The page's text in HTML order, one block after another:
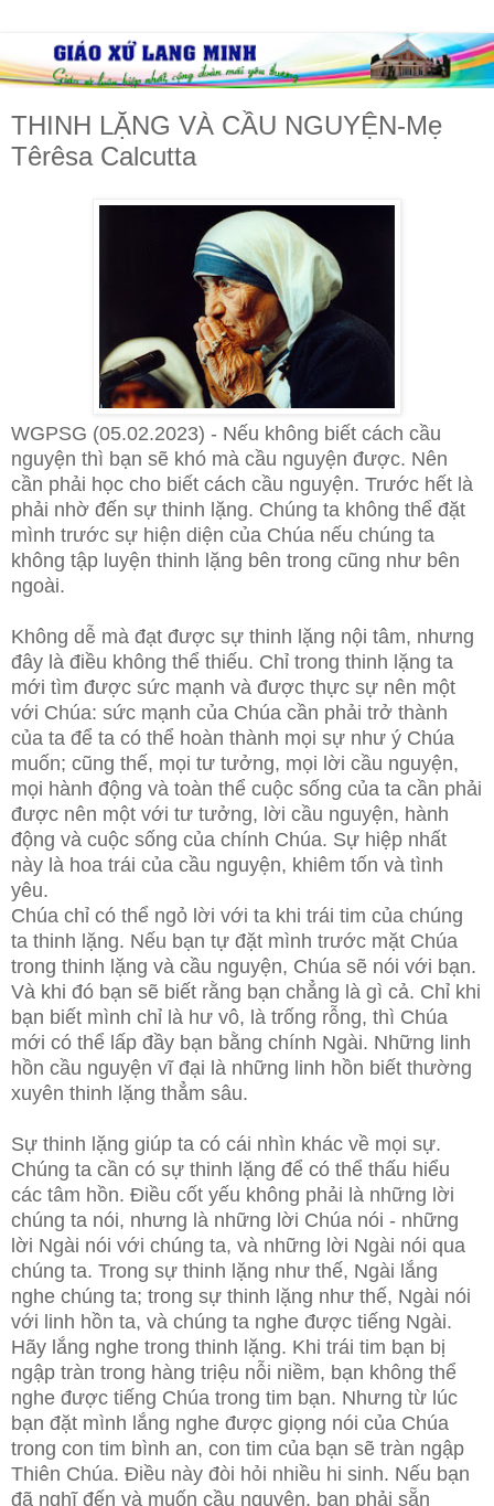
THINH LẶNG VÀ CẦU NGUYỆN-Mẹ
Têrêsa Calcutta
WGPSG (05.02.2023) - Nếu không biết cách cầu
nguyện thì bạn sẽ khó mà cầu nguyện được. Nên
cần phải học cho biết cách cầu nguyện. Trước hết là
phải nhờ đến sự thinh lặng. Chúng ta không thể đặt
mình trước sự hiện diện của Chúa nếu chúng ta
không tập luyện thinh lặng bên trong cũng như bên
ngoài.
Không dễ mà đạt được sự thinh lặng nội tâm, nhưng
đây là điều không thể thiếu. Chỉ trong thinh lặng ta
mới tìm được sức mạnh và được thực sự nên một
với Chúa: sức mạnh của Chúa cần phải trở thành
của ta để ta có thể hoàn thành mọi sự như ý Chúa
muốn; cũng thế, mọi tư tưởng, mọi lời cầu nguyện,
mọi hành động và toàn thể cuộc sống của ta cần phải
được nên một với tư tưởng, lời cầu nguyện, hành
động và cuộc sống của chính Chúa. Sự hiệp nhất
này là hoa trái của cầu nguyện, khiêm tốn và tình
yêu.
Chúa chỉ có thể ngỏ lời với ta khi trái tim của chúng
ta thinh lặng. Nếu bạn tự đặt mình trước mặt Chúa
trong thinh lặng và cầu nguyện, Chúa sẽ nói với bạn.
Và khi đó bạn sẽ biết rằng bạn chẳng là gì cả. Chỉ khi
bạn biết mình chỉ là hư vô, là trống rỗng, thì Chúa
mới có thể lấp đầy bạn bằng chính Ngài. Những linh
hồn cầu nguyện vĩ đại là những linh hồn biết thường
xuyên thinh lặng thẳm sâu.
Sự thinh lặng giúp ta có cái nhìn khác về mọi sự.
Chúng ta cần có sự thinh lặng để có thể thấu hiểu
các tâm hồn. Điều cốt yếu không phải là những lời
chúng ta nói, nhưng là những lời Chúa nói - những
lời Ngài nói với chúng ta, và những lời Ngài nói qua
chúng ta. Trong sự thinh lặng như thế, Ngài lắng
nghe chúng ta; trong sự thinh lặng như thế, Ngài nói
với linh hồn ta, và chúng ta nghe được tiếng Ngài.
Hãy lắng nghe trong thinh lặng. Khi trái tim bạn bị
ngập tràn trong hàng triệu nỗi niềm, bạn không thể
nghe được tiếng Chúa trong tim bạn. Nhưng từ lúc
bạn đặt mình lắng nghe được giọng nói của Chúa
trong con tim bình an, con tim của bạn sẽ tràn ngập
Thiên Chúa. Điều này đòi hỏi nhiều hi sinh. Nếu bạn
đã nghĩ đến và muốn cầu nguyện, bạn phải sẵn